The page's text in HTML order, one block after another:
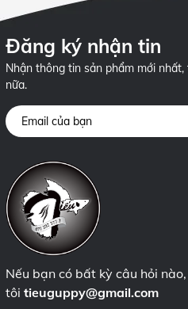
Đăng ký nhận tin
Nhận thông tin sản phẩm mới
nữa.
Nếu bạn có bất kỳ câu hỏi
tôi tieuguppy@gmail.com